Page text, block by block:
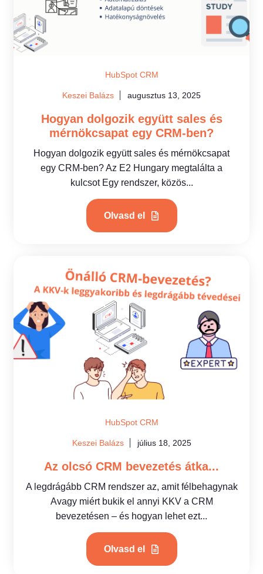
HubSpot CRM
Keszei Balázs augusztus 13, 2025
Hogyan dolgozik együtt sales és
mérnökcsapat egy CRM-ben?
Hogyan dolgozik együtt sales és mérnökcsapat
egy CRM-ben? Az E2 Hungary megtalálta a
kulcsot Egy rendszer, közös...
Olvasd el
HubSpot CRM
Keszei Balázs július 18, 2025
Az olcsó CRM bevezetés átka...
A legdrágább CRM rendszer az, amit félbehagynak
Avagy miért bukik el annyi KKV a CRM
bevezetésen – és hogyan lehet ezt...
Olvasd el